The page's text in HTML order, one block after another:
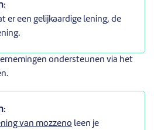
:
er een gelijkaardige lening, de
ondersteunen via het
:
van mozzeno leen je